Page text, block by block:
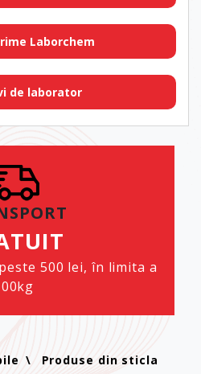
Laborchem
de laborator
500 lei, în limita a
Produse din sticla